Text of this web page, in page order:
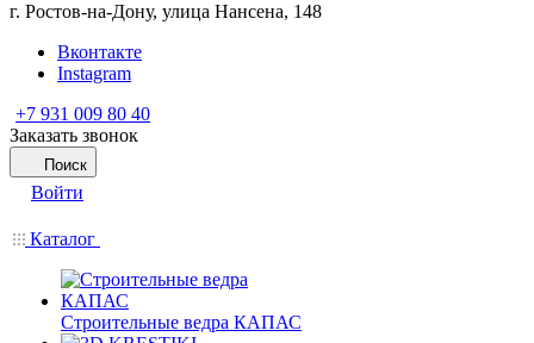
г. Ростов-на-Дону, улица Нансена, 148
Вконтакте
Instagram
+7 931 009 80 40
Заказать звонок
Поиск
Войти
Каталог
Строительные ведра КАПАС